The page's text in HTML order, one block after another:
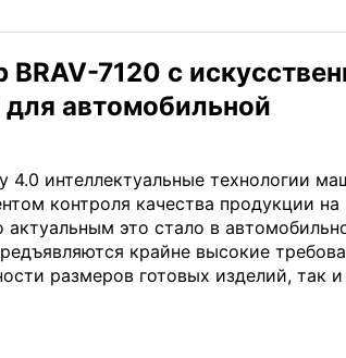
7120 c
для автомобильной
интеллектуальные технологии
контроля качества продукции на
это стало в
крайне высокие
размеров готовых изделий, так и